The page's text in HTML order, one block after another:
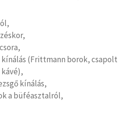
(Frittmann borok, csapolt
kínálás,
a büféasztalról,